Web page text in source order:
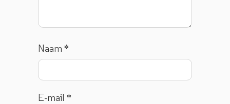
Naam*
E-mail*